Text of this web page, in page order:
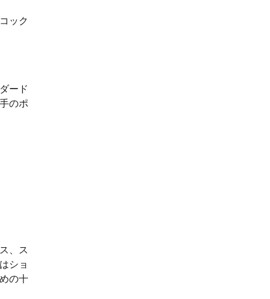
ック
ード
のポ
、ス
ショ
の十